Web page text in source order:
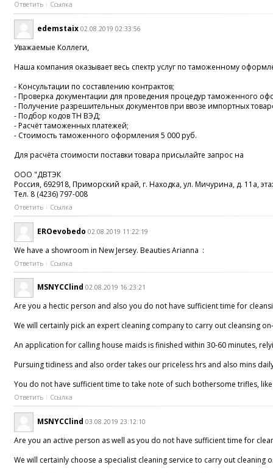
Ответить Ссылка
edemstaix 02.08.2019 02:33:56
Уважаемые Коллеги,
Наша компания оказывает весь спектр услуг по таможенному
- Консультации по составлению контрактов;
- Проверка документации для проведения процедур таможенного
- Получение разрешительных документов при ввозе импортных
- Подбор кодов ТН ВЭД;
- Расчёт таможенных платежей;
- Стоимость таможенного оформления 5 000 руб.
Для расчёта стоимости поставки товара присылайте запрос на
ООО "ДВТЭК
Россия, 692918, Приморский край, г. Находка, ул. Мичурина, д. 11а,
Тел. 8 (4236) 797-008
Ответить Ссылка
EROevobedo 02.08.2019 11:22:19
We have a showroom in New Jersey. Beauties Arianna :
Ответить Ссылка
MSNYCClind 02.08.2019 16:23:21
Are you a hectic person and also you do not have sufficient time for
We will certainly pick an expert cleaning company to carry out cleansing
An application for calling house maids is finished within 30-60 minutes,
Pursuing tidiness and also order takes our priceless hrs and also mins
You do not have sufficient time to take note of such bothersome trifles,
Ответить Ссылка
MSNYCClind 03.08.2019 23:12:10
Are you an active person as well as you do not have sufficient time for
We will certainly choose a specialist cleaning service to carry out cleaning